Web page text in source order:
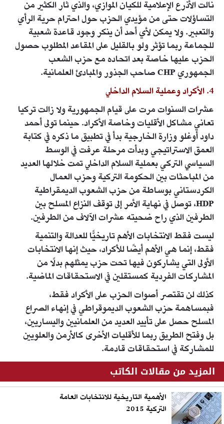
نالت الأذرع الإعلامية للكيان الموازي، والذي ثار الكثير من
التساؤلات حتى من مؤيدي الحزب حول احترام حرية الرأي
والتعبير. ولا يمكن لأي أحد أن ينكر وجود قاعدة شعبية
للجماعة ربما تؤثر ولو بالقليل على المقاعد المطلوب حصول
الحزب عليها خاصة بعد اتحاده مع حزب الشعب
الجمهوري CHP صاحب الجذور والمبادئ العلمانية.
4. الأكراد وعملية السلام الداخلي
عشرات السنوات مرت على قيام الجمهورية ولا زالت تركيا
تعاني مشاكل الأقليات وخاصة الأكراد. حينما تولى أحمد
داود أوغلو وزارة الخارجية بدأ في تطبيق ما ذكره في كتابة
العمق الاستراتيجي وبدأت مرحلة عرفت في الوسط
السياسي التركي بعملية السلام الداخلي تمت خلالها العديد
من المباحثات بين الحكومة التركية وحزب العمال
الكردستاني بوساطة من حزب الشعوب الديمقراطية
HDP، توصل في نهاية الأمر إلى توقف النزاع المسلح بين
الطرفين الذي راح ضحيته عشرات الآلاف من الطرفين.
ليست فقط الانتخابات الأهم تاريخيًّا للعدالة والتنمية
فقط، إنما هي الأهم أيضًا للأكراد، حيث إنها الانتخابات
الأولى التي يشاركون فيها تحت حزب يمثلهم بدلًا من
المشاركات الفردية كمستقلين في الاستحقاقات الماضية.
كذلك لن تقتصر أصوات الحزب على الأكراد فقط،
فبمساهمة حزب الشعوب الديموقراطي في إنهاء الصراع
المسلح حصل على تأييد العديد من العلمانيين واليساريين،
بل وفتح الطريق ربما للأقليات الأخرى كالأرمن والعلويين
للمشاركة في استحقاقات قادمة.
المزيد من مقالات الكاتب
الأهمية التاريخية للانتخابات العامة
التركية 2015